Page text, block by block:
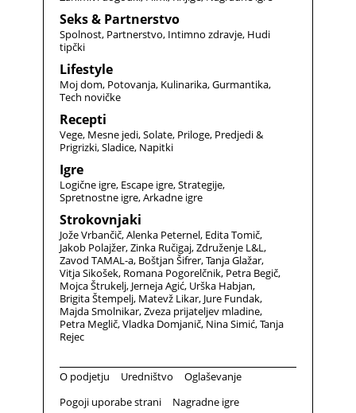
Seks & Partnerstvo
Spolnost Partnerstvo Intimno zdravje Hudi
tipčki
Lifestyle
Moj dom Potovanja Kulinarika Gurmantika
Tech novičke
Recepti
Vege Mesne jedi Solate Priloge Predjedi &
Prigrizki Sladice Napitki
Igre
Logične igre Escape igre Strategije
Spretnostne igre Arkadne igre
Strokovnjaki
Jože Vrbančič Alenka Peternel Edita Tomič
Jakob Polajžer Zinka Ručigaj Združenje L&L
Zavod TAMAL-a Boštjan Šifrer Tanja Glažar
Vitja Sikošek Romana Pogorelčnik Petra Begič
Mojca Štrukelj Jerneja Agić Urška Habjan
Brigita Štempelj Matevž Likar Jure Fundak
Majda Smolnikar Zveza prijateljev mladine
Petra Meglič Vladka Domjanič Nina Simić Tanja
Rejec
O podjetju Uredništvo
Oglaševanje
Pogoji uporabe strani
Nagradne igre